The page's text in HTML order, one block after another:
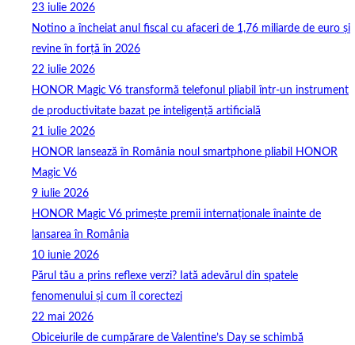
23 iulie 2026
Notino a încheiat anul fiscal cu afaceri de 1,76 miliarde de euro și
revine în forță în 2026
22 iulie 2026
HONOR Magic V6 transformă telefonul pliabil într-un instrument
de productivitate bazat pe inteligență artificială
21 iulie 2026
HONOR lansează în România noul smartphone pliabil HONOR
Magic V6
9 iulie 2026
HONOR Magic V6 primește premii internaționale înainte de
lansarea în România
10 iunie 2026
Părul tău a prins reflexe verzi? Iată adevărul din spatele
fenomenului și cum îl corectezi
22 mai 2026
Obiceiurile de cumpărare de Valentine’s Day se schimbă